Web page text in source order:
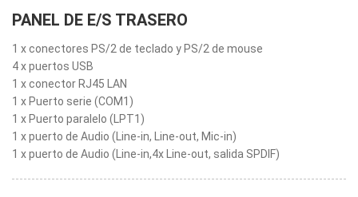
PANEL DE E/S TRASERO
1 x conectores PS/2 de teclado y PS/2 de mouse
4 x puertos USB
1 x conector RJ45 LAN
1 x Puerto serie (COM1)
1 x Puerto paralelo (LPT1)
1 x puerto de Audio (Line-in, Line-out, Mic-in)
1 x puerto de Audio (Line-in,4x Line-out, salida SPDIF)